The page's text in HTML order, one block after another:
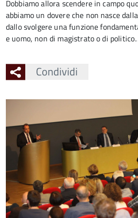
Dobbiamo allora scendere in campo
abbiamo un dovere che non nasce
dallo svolgere una funzione
e uomo, non di magistrato o di
Condividi